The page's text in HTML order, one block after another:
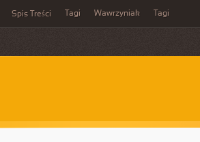
Spis Treści Tagi Wawrzyniak Tagi